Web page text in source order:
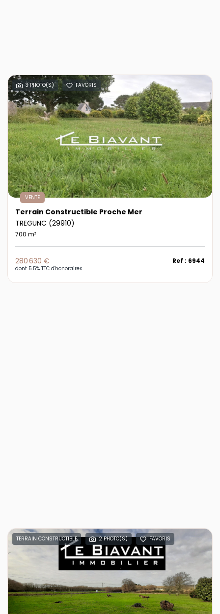
3 PHOTO(S) FAVORIS
VENTE
Terrain Constructible Proche Mer
TREGUNC (29910)
700 m²
280 630 €
dont 5.5% TTC d'honoraires
Ref : 6944
TERRAIN CONSTRUCTIBLE 2 PHOTO(S) FAVORIS